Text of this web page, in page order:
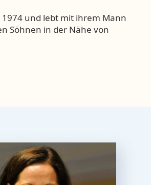
1974 und lebt mit ihrem Mann
Söhnen in der Nähe von